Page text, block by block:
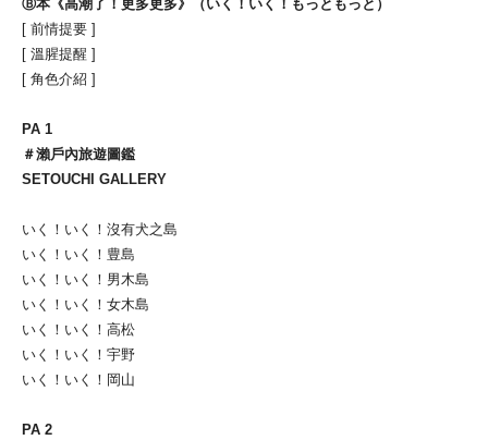
Ⓑ本《高潮了！更多更多》（いく！いく！もっともっと）
[ 前情提要 ]
[ 溫腥提醒 ]
[ 角色介紹 ]
PA 1
＃瀨戶內旅遊圖鑑
SETOUCHI GALLERY
いく！いく！沒有犬之島
いく！いく！豊島
いく！いく！男木島
いく！いく！女木島
いく！いく！高松
いく！いく！宇野
いく！いく！岡山
PA 2